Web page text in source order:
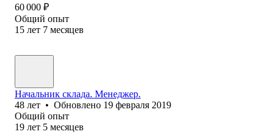
60 000 ₽
Общий опыт
15 лет 7 месяцев
Начальник склада. Менеджер.
48 лет • Обновлено 19 февраля 2019
Общий опыт
19 лет 5 месяцев